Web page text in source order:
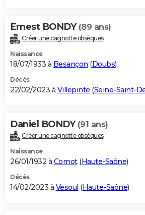
Ernest BONDY (89 ans)
Créer une cagnotte obsèques
Naissance
18/07/1933 à Besançon (Doubs)
Décès
22/02/2023 à Villepinte (Seine-Saint-
Daniel BONDY (91 ans)
Créer une cagnotte obsèques
Naissance
26/01/1932 à Cornot(Haute-Saône)
Décès
14/02/2023 à Vesoul (Haute-Saône)